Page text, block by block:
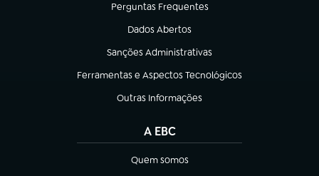
Perguntas Frequentes
(abre em nova aba)
Dados Abertos
(abre em nova aba)
Sanções Administrativas
(abre em nova aba)
Ferramentas e Aspectos Tecnológicos
(abre em nova aba)
Outras Informações
(abre em nova aba)
A EBC
Quem somos
(abre em nova aba)